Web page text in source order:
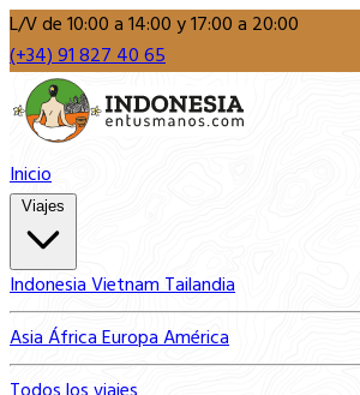
L/V de 10:00 a 14:00 y 17:00 a 20:00
(+34) 91 827 40 65
Inicio
IndonesiaVietnamTailandia
AsiaÁfricaEuropaAmérica